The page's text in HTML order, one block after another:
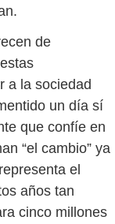
de
a la sociedad
un día sí
que confíe en
“el cambio” ya
el
años tan
cinco millones